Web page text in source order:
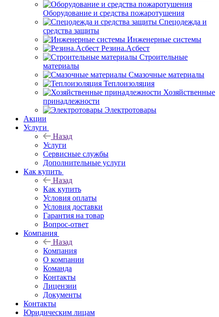
Оборудование и средства пожаротушения
Спецодежда и
средства защиты
Инженерные системы
Резина.Асбест
Строительные
материалы
Смазочные материалы
Теплоизоляция
Хозяйственные
принадлежности
Электротовары
Акции
Услуги
Назад
Услуги
Сервисные службы
Дополнительные услуги
Как купить
Назад
Как купить
Условия оплаты
Условия доставки
Гарантия на товар
Вопрос-ответ
Компания
Назад
Компания
О компании
Команда
Контакты
Лицензии
Документы
Контакты
Юридическим лицам